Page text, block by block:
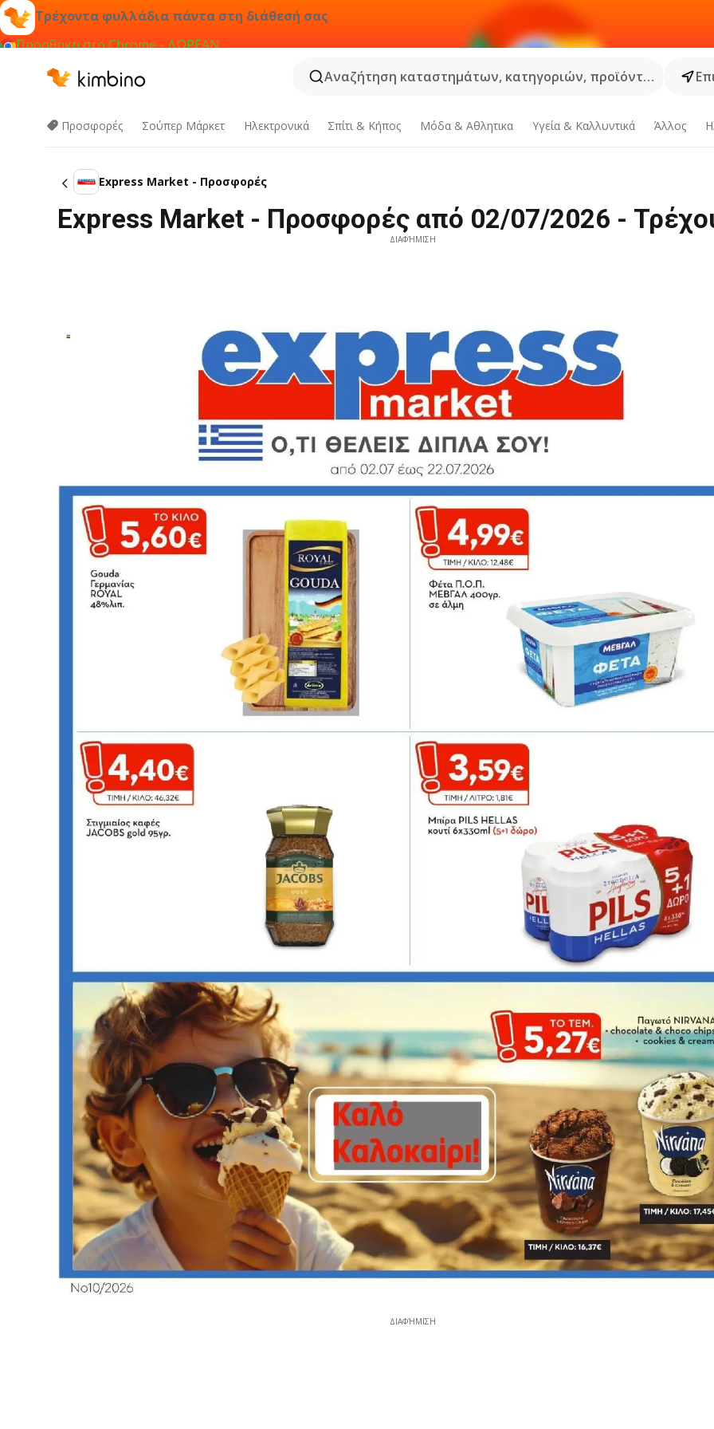
Τρέχοντα φυλλάδια πάντα στη διάθεσή σας
Προσθήκη στο Chrome - ΔΩΡΕΑΝ
Αναζήτηση καταστημάτων, κατηγοριών, προϊόντων...
Προσφορές Σούπερ Μάρκετ Hλεκτρονικά Σπίτι & Κήπος Μόδα & Aθλητικα Υγεία & Καλλυντικά Άλλος
Express Market - Προσφορές
Express Market - Προσφορές από 02/07/2026 -
ΔΙΑΦΉΜΙΣΗ
ΔΙΑΦΉΜΙΣΗ